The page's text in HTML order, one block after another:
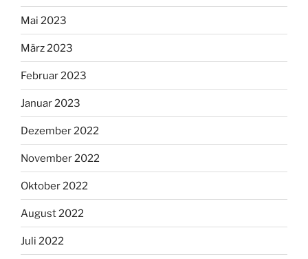
Mai 2023
März 2023
Februar 2023
Januar 2023
Dezember 2022
November 2022
Oktober 2022
August 2022
Juli 2022